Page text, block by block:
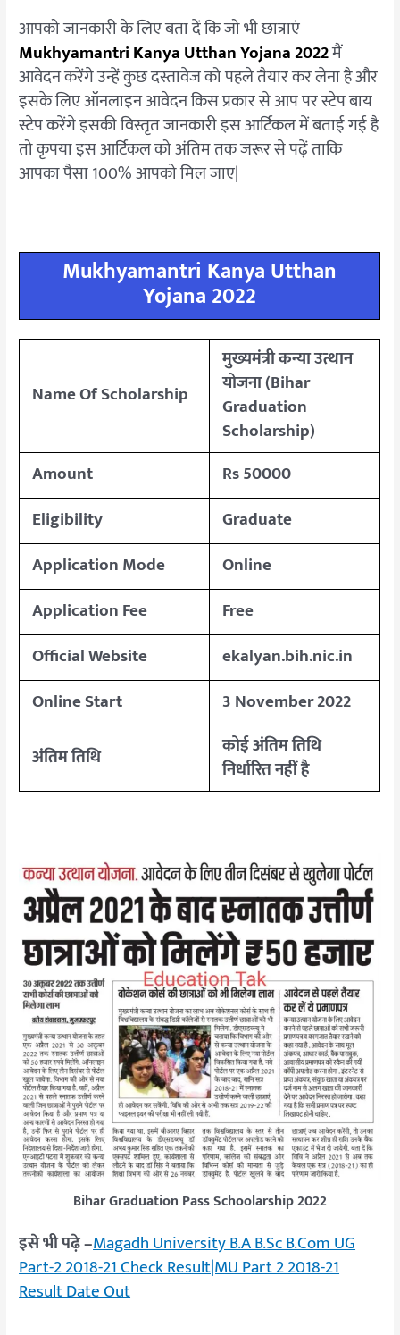
आपको जानकारी के लिए बता दें कि जो भी छात्राएं
Mukhyamantri Kanya Utthan Yojana 2022मैं
आवेदन करेंगे उन्हें कुछ दस्तावेज को पहले तैयार कर लेना है और
इसके लिए ऑनलाइन आवेदन किस प्रकार से आप पर स्टेप बाय
स्टेप करेंगे इसकी विस्तृत जानकारी इस आर्टिकल में बताई गई है
तो कृपया इस आर्टिकल को अंतिम तक जरूर से पढ़ें ताकि
आपका पैसा 100% आपको मिल जाए|
Mukhyamantri Kanya Utthan
Yojana 2022
Name Of Scholarship
मुख्यमंत्री कन्या उत्थान
योजना (Bihar
Graduation
Scholarship)
Amount
Rs 50000
Eligibility
Graduate
Application Mode
Online
Application Fee
Free
Official Website
ekalyan.bih.nic.in
Online Start
3 November 2022
अंतिम तिथि
कोई अंतिम तिथि
निर्धारित नहीं है
Bihar Graduation Pass Schoolarship 2022
इसे भी पढ़े –Magadh University B.A B.Sc B.Com UG
Part-2 2018-21 Check Result|MU Part 2 2018-21
Result Date Out